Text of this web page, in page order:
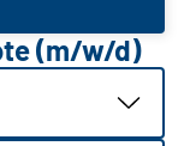
(m/w/d)